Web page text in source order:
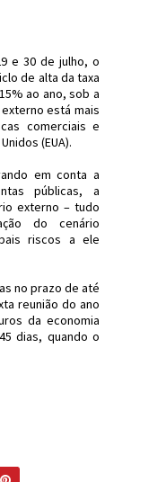
e 30 de julho, o
de alta da taxa
ao ano, sob a
está mais
comerciais e
(EUA).
em conta a
públicas, a
externo – tudo
do cenário
riscos a ele
no prazo de até
reunião do ano
da economia
dias, quando o